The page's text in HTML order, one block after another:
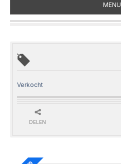
MENU
Verkocht
DELEN